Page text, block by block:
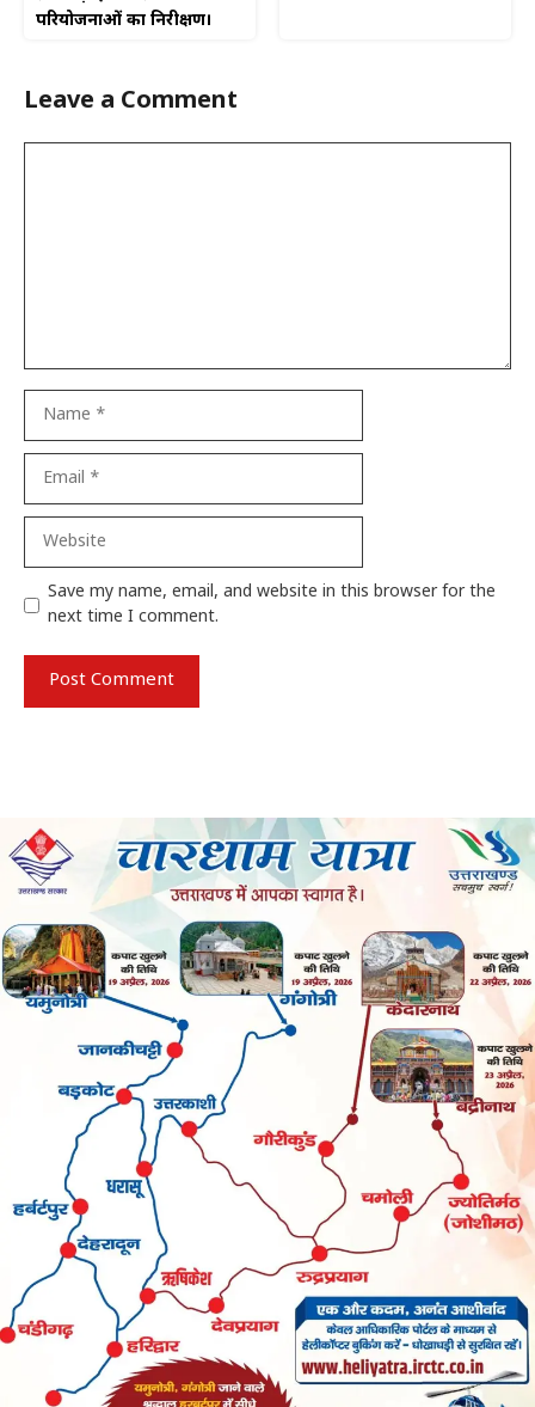
परियोजनाओं का निरीक्षण।
Leave a Comment
Website
Save my name, email, and website in this browser for the
next time I comment.